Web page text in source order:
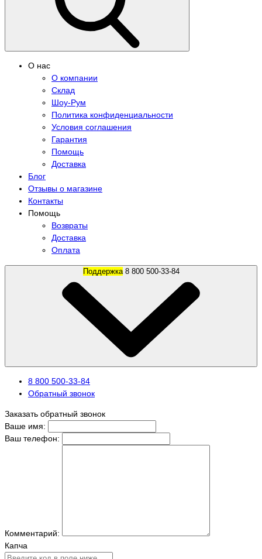
О нас
О компании
Склад
Шоу-Рум
Политика конфиденциальности
Условия соглашения
Гарантия
Помощь
Доставка
Блог
Отзывы о магазине
Контакты
Помощь
Возвраты
Доставка
Оплата
Поддержка 8 800 500-33-84
8 800 500-33-84
Обратный звонок
Заказать обратный звонок
Ваше имя:
Ваш телефон:
Комментарий:
Капча